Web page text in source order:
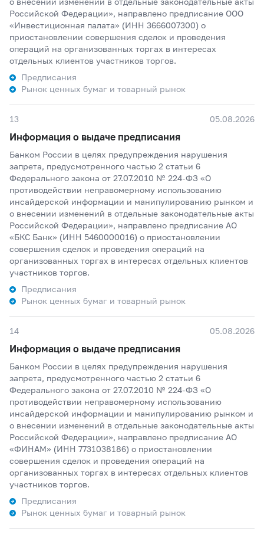
Российской Федерации», направлено предписание ООО
«Инвестиционная палата» (ИНН 3666007300) о
приостановлении совершения сделок и проведения
операций на организованных торгах в интересах
отдельных клиентов участников торгов.
Предписания
Рынок ценных бумаг и товарный рынок
13 05.08.2026
Информация о выдаче предписания
Банком России в целях предупреждения нарушения
запрета, предусмотренного частью 2 статьи 6
Федерального закона от 27.07.2010 № 224-ФЗ «О
противодействии неправомерному использованию
инсайдерской информации и манипулированию рынком и
о внесении изменений в отдельные законодательные акты
Российской Федерации», направлено предписание АО
«БКС Банк» (ИНН 5460000016) о приостановлении
совершения сделок и проведения операций на
организованных торгах в интересах отдельных клиентов
участников торгов.
Предписания
Рынок ценных бумаг и товарный рынок
14 05.08.2026
Информация о выдаче предписания
Банком России в целях предупреждения нарушения
запрета, предусмотренного частью 2 статьи 6
Федерального закона от 27.07.2010 № 224-ФЗ «О
противодействии неправомерному использованию
инсайдерской информации и манипулированию рынком и
о внесении изменений в отдельные законодательные акты
Российской Федерации», направлено предписание АО
«ФИНАМ» (ИНН 7731038186) о приостановлении
совершения сделок и проведения операций на
организованных торгах в интересах отдельных клиентов
участников торгов.
Предписания
Рынок ценных бумаг и товарный рынок